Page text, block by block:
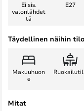
Ei sis.
valonlähdet
tä
E27
Täydellinen näihin
Makuuhuon
e
Mitat